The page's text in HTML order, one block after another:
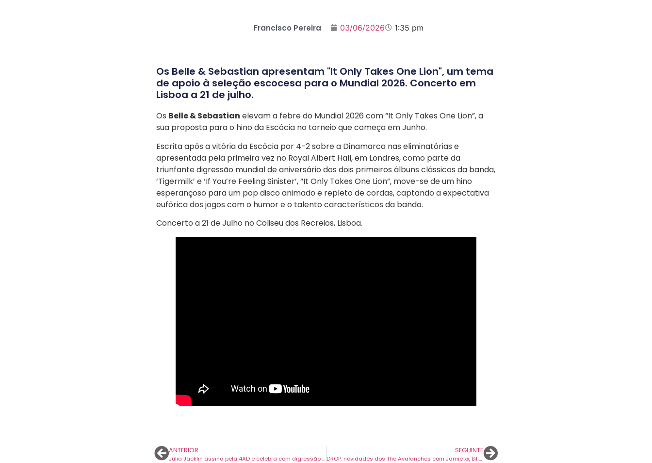
Francisco Pereira 03/06/2026 1:35 pm
Os Belle & Sebastian apresentam "It Only Takes One Lion", um tema
de apoio à seleção escocesa para o Mundial 2026. Concerto em
Lisboa a 21 de julho.
Os Belle & Sebastian elevam a febre do Mundial 2026 com “It Only Takes One Lion”, a
sua proposta para o hino da Escócia no torneio que começa em Junho.
Escrita após a vitória da Escócia por 4-2 sobre a Dinamarca nas eliminatórias e
apresentada pela primeira vez no Royal Albert Hall, em Londres, como parte da
triunfante digressão mundial de aniversário dos dois primeiros álbuns clássicos da banda,
‘Tigermilk’ e ‘If You’re Feeling Sinister’, “It Only Takes One Lion”, move-se de um hino
esperançoso para um pop disco animado e repleto de cordas, captando a expectativa
eufórica dos jogos com o humor e o talento característicos da banda.
Concerto a 21 de Julho no Coliseu dos Recreios, Lisboa.
ANTERIOR
Julia Jacklin assina pela 4AD e celebra com digressão mundial. Concerto em Lisboa em março.
SEGUINTE
DROP: novidades dos The Avalanches com Jamie xx, Billy Idol com Alison Mosshart, Ibibio Sound Machine e Sublime.